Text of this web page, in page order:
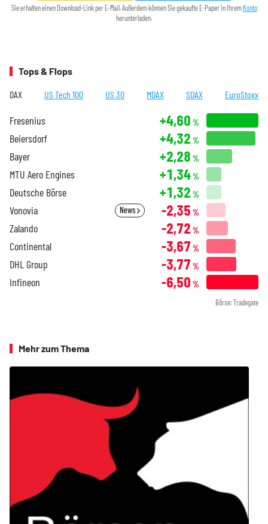
Sie erhalten einen Download-Link per E-Mail. Außerdem können Sie gekaufte E-Paper in Ihrem Konto
herunterladen.
Tops & Flops
DAX US Tech 100 US 30 MDAX SDAX EuroStoxx
Fresenius +4,60 %
Beiersdorf +4,32 %
Bayer +2,28 %
MTU Aero Engines +1,34%
Deutsche Börse +1,32 %
Vonovia News -2,35 %
Zalando -2,72 %
Continental -3,67 %
DHL Group -3,77 %
Infineon -6,50 %
Börse: Tradegate
Mehr zum Thema